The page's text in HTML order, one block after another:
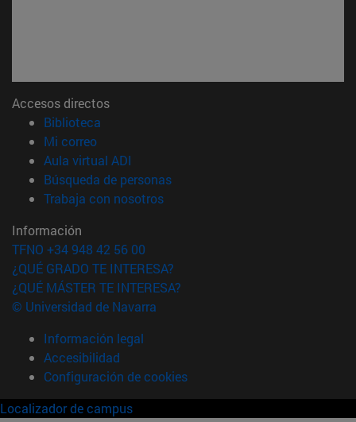
Accesos directos
Biblioteca
Mi correo(abre en nueva ventana)
Aula virtual ADI
Búsqueda de personas(abre en nueva ventana)
Trabaja con nosotros(abre en nueva ventana)
Información
TFNO +34 948 42 56 00
¿QUÉ GRADO TE INTERESA?
¿QUÉ MÁSTER TE INTERESA?
© Universidad de Navarra
Información legal
Accesibilidad
Configuración de cookies
Localizador de campus